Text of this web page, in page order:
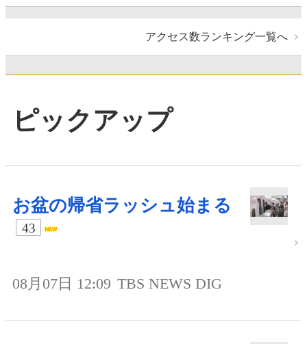
アクセス数ランキング一覧へ
ピックアップ
お盆の帰省ラッシュ始まる
43
08月07日 12:09 TBS NEWS DIG